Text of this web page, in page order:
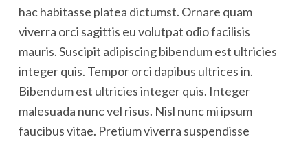
hac habitasse platea dictumst. Ornare quam
viverra orci sagittis eu volutpat odio facilisis
mauris. Suscipit adipiscing bibendum est ultricies
integer quis. Tempor orci dapibus ultrices in.
Bibendum est ultricies integer quis. Integer
malesuada nunc vel risus. Nisl nunc mi ipsum
faucibus vitae. Pretium viverra suspendisse